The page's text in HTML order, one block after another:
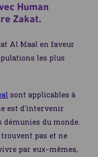
Human
Zakat.
Al Maal en faveur
les plus
sont applicables à
est d'intervenir
démunies du monde.
pas et ne
par eux-mêmes,